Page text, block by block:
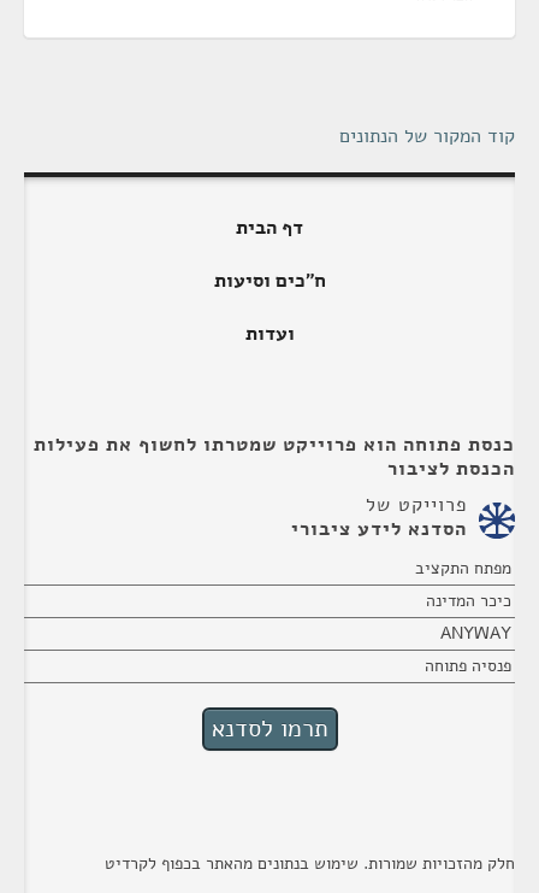
קוד המקור של הנתונים
דף הבית
ח"כים וסיעות
ועדות
כנסת פתוחה הוא פרוייקט שמטרתו לחשוף את פעילות
הכנסת לציבור
פרוייקט של
הסדנא לידע ציבורי
מפתח התקציב
כיכר המדינה
ANYWAY
פנסיה פתוחה
חלק מהזכויות שמורות. שימוש בנתונים מהאתר בכפוף לקרדיט